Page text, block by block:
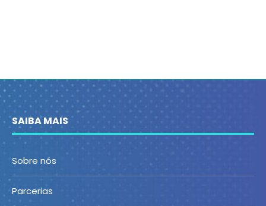
SAIBA MAIS
Sobre nós
Parcerias